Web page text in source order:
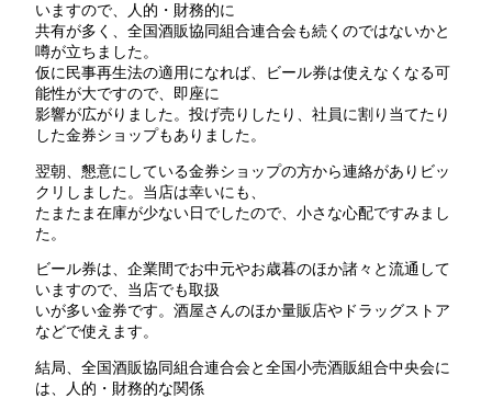
いますので、人的・財務的に
共有が多く、全国酒販協同組合連合会も続くのではないかと
噂が立ちました。
仮に民事再生法の適用になれば、ビール券は使えなくなる可
能性が大ですので、即座に
影響が広がりました。投げ売りしたり、社員に割り当てたり
した金券ショップもありました。
翌朝、懇意にしている金券ショップの方から連絡がありビッ
クリしました。当店は幸いにも、
たまたま在庫が少ない日でしたので、小さな心配ですみまし
た。
ビール券は、企業間でお中元やお歳暮のほか諸々と流通して
いますので、当店でも取扱
いが多い金券です。酒屋さんのほか量販店やドラッグストア
などで使えます。
結局、全国酒販協同組合連合会と全国小売酒販組合中央会に
は、人的・財務的な関係